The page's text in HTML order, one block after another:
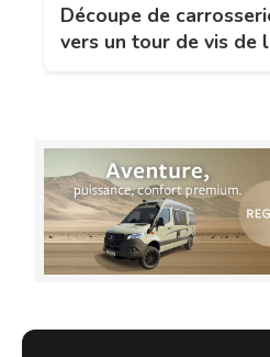
Découpe de
vers un tour de vis de